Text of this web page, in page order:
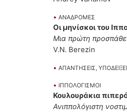
• ΑΝΑΔΡΟΜΕΣ
Οι μηνίσκοι του
Μια πρώτη
V.N. Berezin
• ΑΠΑΝΤΗΣΕΙΣ,
• ΙΠΠΟΛΟΓΙΣΜΟΙ
Κουλουράκια
Ανιππολόγιστη